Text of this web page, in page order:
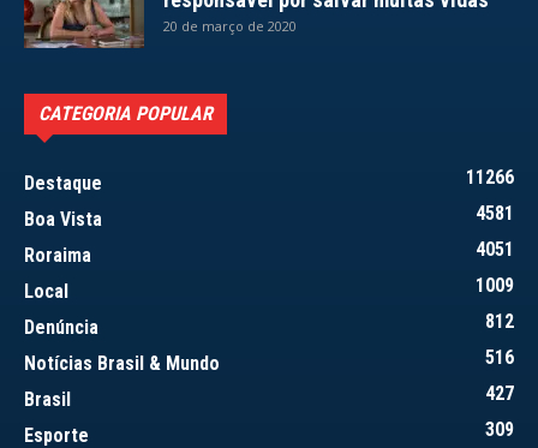
20 de março de 2020
CATEGORIA POPULAR
Destaque
11266
Boa Vista
4581
Roraima
4051
Local
1009
Denúncia
812
Notícias Brasil & Mundo
516
Brasil
427
Esporte
309